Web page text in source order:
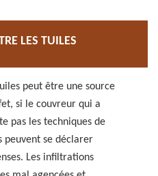
LES TUILES
peut être une source
si le couvreur qui a
pas les techniques de
peuvent se déclarer
Les infiltrations